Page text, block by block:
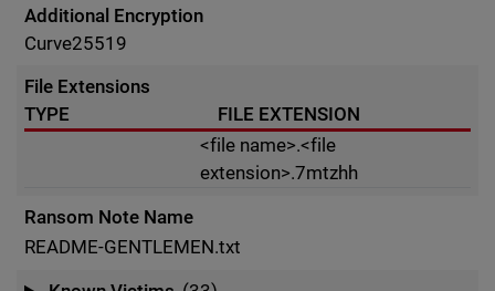
Additional Encryption
Curve25519
File Extensions
TYPE
FILE EXTENSION
<file name>.<file
extension>.7mtzhh
Ransom Note Name
README-GENTLEMEN.txt